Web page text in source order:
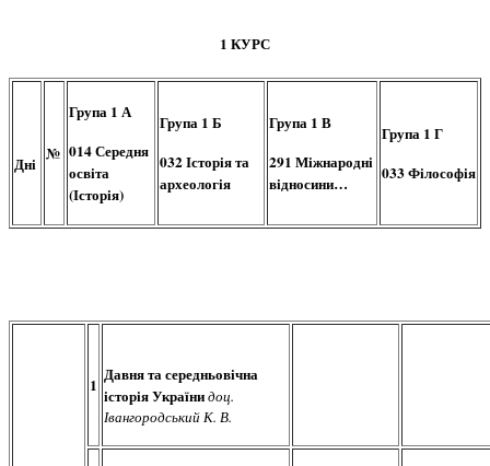
1 КУРС
Дні
№
Група 1 А
014 Середня
освіта
(Історія)
Група 1 Б
032 Історія та
археологія
Група 1 В
291 Міжнародні
відносини…
Група 1 Г
033 Філософія
1 Давня та середньовічна
історія Українидоц.
Івангородський К. В.